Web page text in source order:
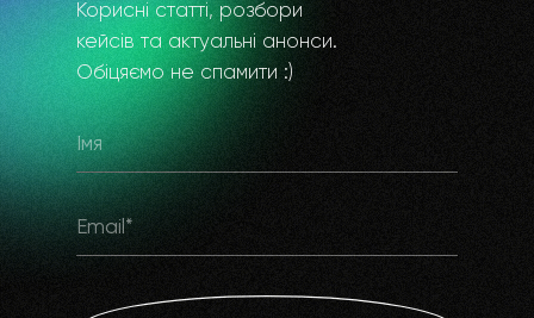
Корисні статті, розбори
кейсів та актуальні анонси.
Обіцяємо не спамити :)